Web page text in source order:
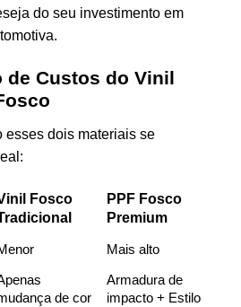
do seu investimento em
de Custos do Vinil
esses dois materiais se
Fosco
PPF Fosco
Premium
Mais alto
de cor
Armadura de
impacto + Estilo